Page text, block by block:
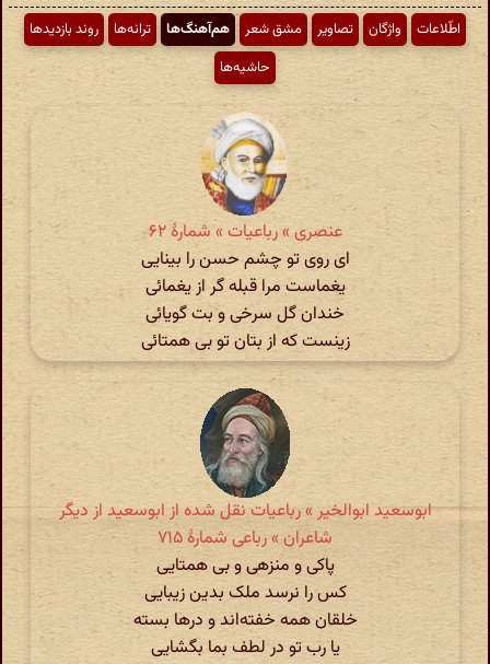
اطّلاعات واژگان تصاویر مشق شعر هم‌آهنگ‌ها ترانه‌ها
روند بازدیدها
حاشیه‌ها
عنصری » رباعیات » شمارهٔ ۶۲
ای روی تو چشم حسن را بینایی
یغماست مرا قبله گر از یغمائی
خندان گل سرخی و بت گویائی
زینست که از بتان تو بی همتائی
ابوسعید ابوالخیر » رباعیات نقل شده از ابوسعید از دیگر
شاعران » رباعی شمارهٔ ۷۱۵
پاکی و منزهی و بی همتایی
کس را نرسد ملک بدین زیبایی
خلقان همه خفته‌اند و درها بسته
یا رب تو در لطف بما بگشایی